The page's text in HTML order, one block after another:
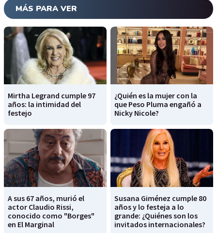
MÁS PARA VER
Mirtha Legrand cumple 97
años: la intimidad del
festejo
¿Quién es la mujer con la
que Peso Pluma engañó a
Nicky Nicole?
A sus 67 años, murió el
actor Claudio Rissi,
conocido como "Borges"
en El Marginal
Susana Giménez cumple 80
años y lo festeja a lo
grande: ¿Quiénes son los
invitados internacionales?